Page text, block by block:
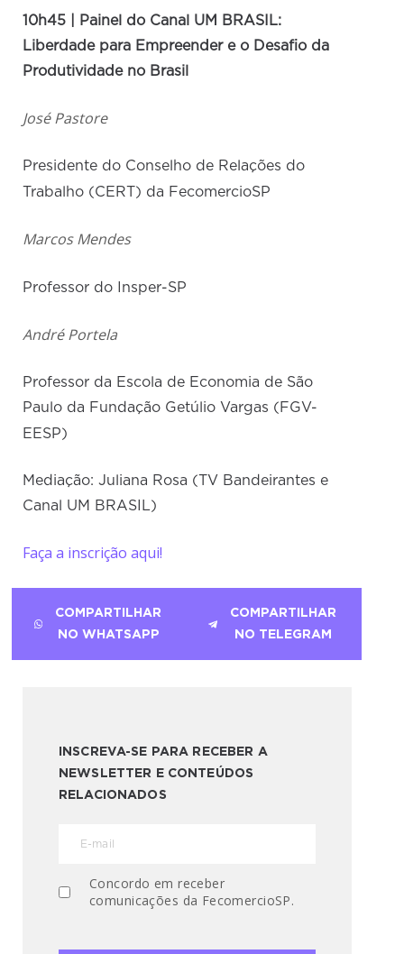
10h45 | Painel do Canal UM BRASIL:
Liberdade para Empreender e o Desafio da
Produtividade no Brasil
José Pastore
Presidente do Conselho de Relações do
Trabalho (CERT) da FecomercioSP
Marcos Mendes
Professor do Insper-SP
André Portela
Professor da Escola de Economia de São
Paulo da Fundação Getúlio Vargas (FGV-
EESP)
Mediação: Juliana Rosa (TV Bandeirantes e
Canal UM BRASIL)
Faça a inscrição aqui!
COMPARTILHAR
NO WHATSAPP
COMPARTILHAR
NO TELEGRAM
INSCREVA-SE PARA RECEBER A
NEWSLETTER E CONTEÚDOS
RELACIONADOS
Concordo em receber
comunicações da FecomercioSP.